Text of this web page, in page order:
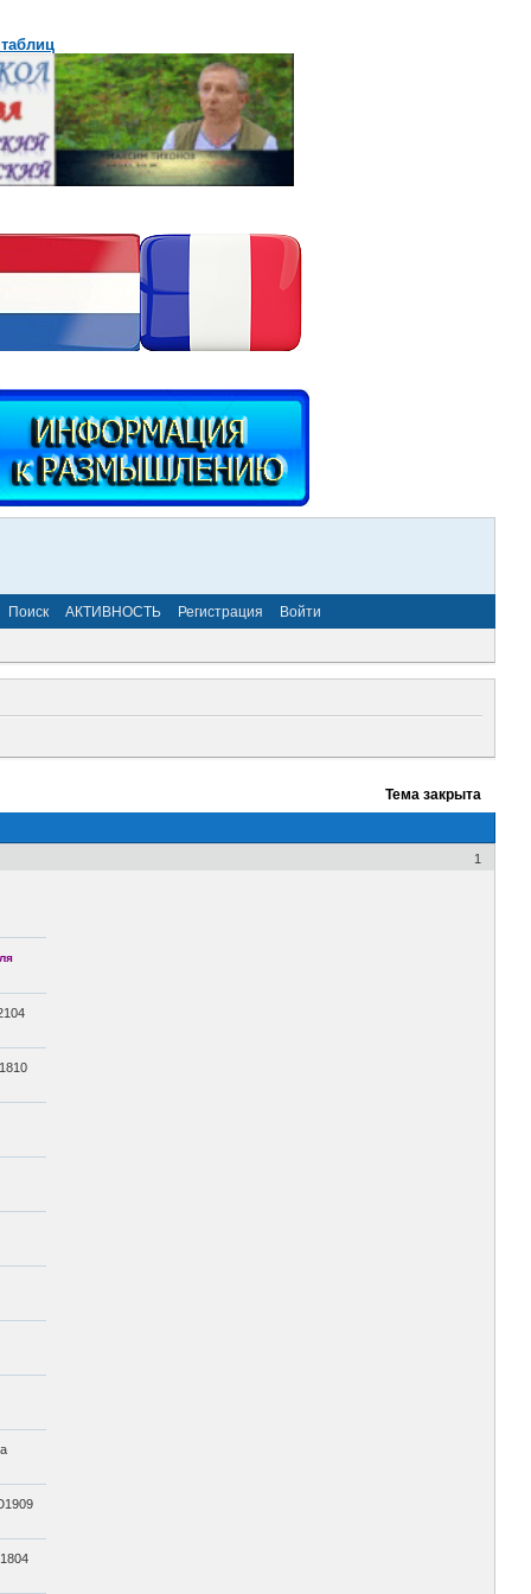
Поиск АКТИВНОСТЬ Регистрация Войти
Тема закрыта
1